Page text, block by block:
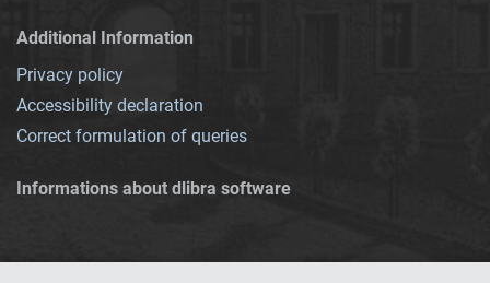
Additional Information
Privacy policy
Accessibility declaration
Correct formulation of queries
Informations about dlibra software